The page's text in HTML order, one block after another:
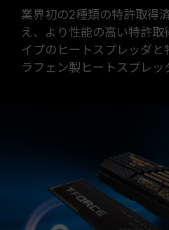
業界初の2種類の特許取得
え、より性能の高い特許
イプのヒートスプレッダ
ラフェン製ヒートスプレッ